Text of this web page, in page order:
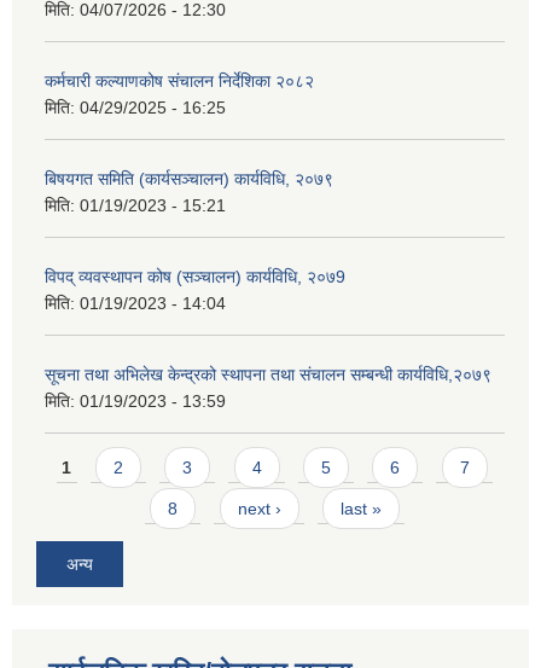
मिति: 04/07/2026 - 12:30
कर्मचारी कल्याणकोष संचालन निर्देशिका २०८२
मिति: 04/29/2025 - 16:25
बिषयगत समिति (कार्यसञ्चालन) कार्यविधि, २०७९
मिति: 01/19/2023 - 15:21
विपद् व्यवस्थापन कोष (सञ्चालन) कार्यविधि, २०७9
मिति: 01/19/2023 - 14:04
सूचना तथा अभिलेख केन्द्रको स्थापना तथा संचालन सम्बन्धी कार्यविधि,२०७९
मिति: 01/19/2023 - 13:59
Pages
1 2 3 4 5 6 7
8 next › last »
अन्य